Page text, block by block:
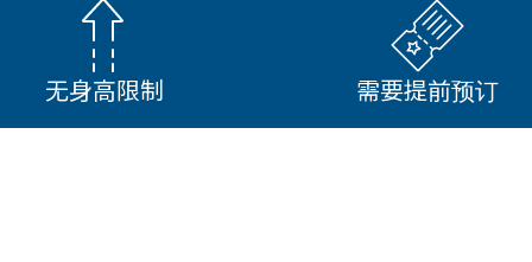
无身高限制 需要提前预订